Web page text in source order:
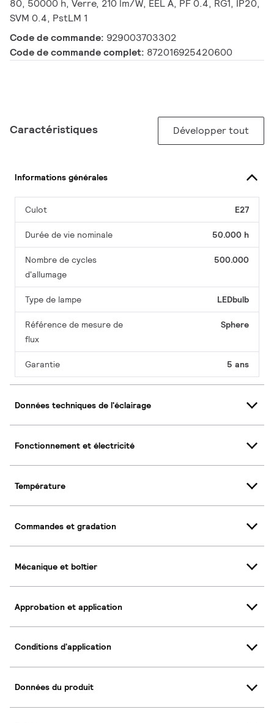
80, 50000 h, Verre, 210 lm/W, EEL A, PF 0.4, RG1, IP20,
SVM 0.4, PstLM 1
Code de commande: 929003703302
Code de commande complet: 872016925420600
Caractéristiques Développer tout
Informations générales
Culot E27
Durée de vie nominale 50.000 h
Nombre de cycles
d'allumage
500.000
Type de lampe LEDbulb
Référence de mesure de
flux
Sphere
Garantie 5 ans
Données techniques de l'éclairage
Fonctionnement et électricité
Température
Commandes et gradation
Mécanique et boîtier
Approbation et application
Conditions d'application
Données du produit